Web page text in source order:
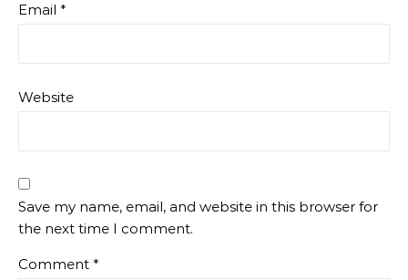
Email *
Website
Save my name, email, and website in this browser for
the next time I comment.
Comment *